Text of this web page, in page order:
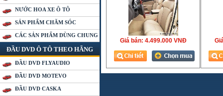
NƯỚC HOA XE Ô TÔ
SẢN PHẨM CHĂM SÓC
CÁC SẢN PHẨM DÙNG CHUNG
ĐẦU DVD Ô TÔ THEO HÃNG
ĐẦU DVD FLYAUDIO
ĐẦU DVD MOTEVO
ĐẦU DVD CASKA
Giá bán: 4.499.000 VNÐ